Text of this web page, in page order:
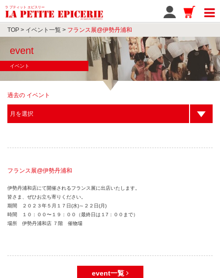
ラ プティット エピスリー
TOP > イベント一覧 > フランス展@伊勢丹浦和
event
イベント
過去の イベント
フランス展@伊勢丹浦和
伊勢丹浦和店にて開催されるフランス展に出店いたします。
皆さま、ぜひお立ち寄りください。
期間 ２０２３年５月１７日(水)～２２日(月)
時間 １０：００〜１９：００（最終日は１7：００まで）
場所 伊勢丹浦和店 ７階 催物場
event一覧